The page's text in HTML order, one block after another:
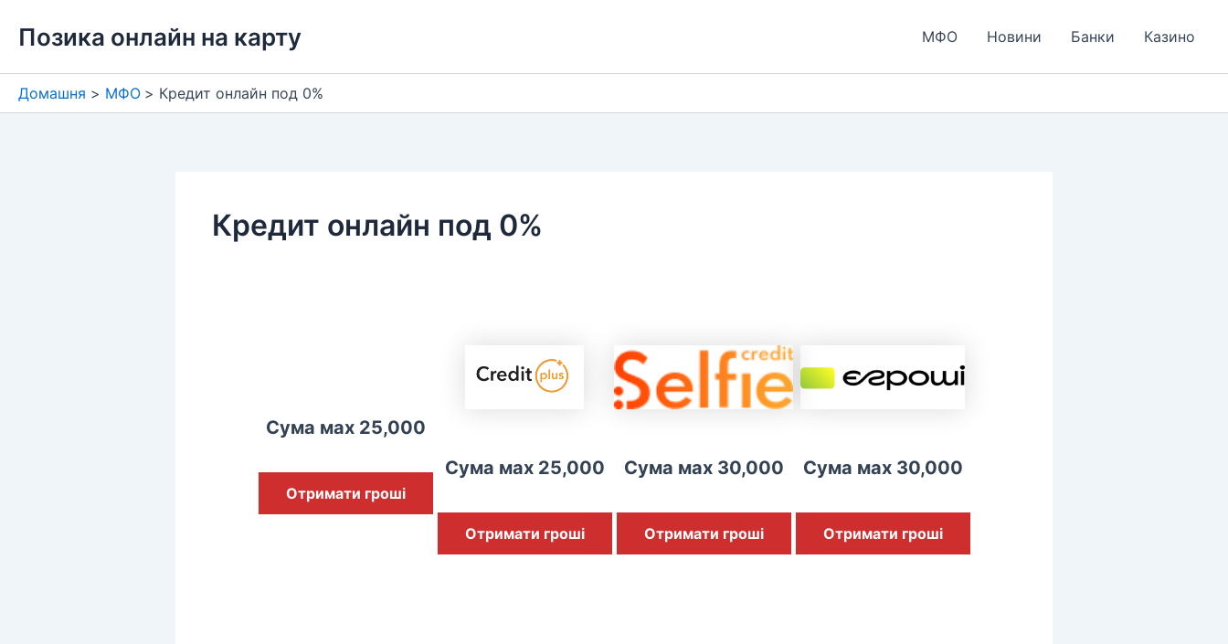
Позика онлайн на карту МФО Новини Банки Казино
Домашня МФО Кредит онлайн под 0%
Кредит онлайн под 0%
Сума мах 25,000
Отримати гроші
Сума мах 25,000
Отримати гроші
Сума мах 30,000
Отримати гроші
Сума мах 30,000
Отримати гроші